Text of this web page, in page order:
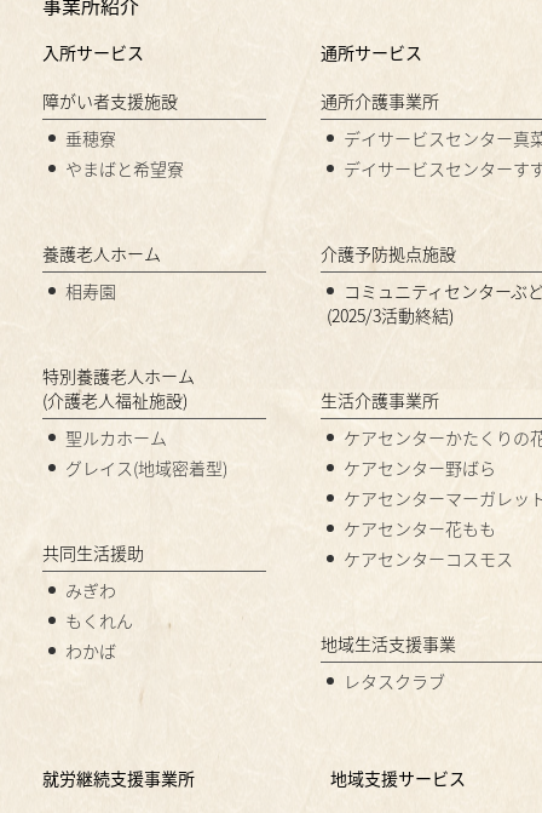
入所サービス
障がい者支援施設
垂穂寮
やまばと希望寮
養護老人ホーム
相寿園
特別養護老人ホーム
(介護老人福祉施設)
聖ルカホーム
グレイス(地域密着型)
共同生活援助
みぎわ
もくれん
わかば
通所サービス
通所介護事業所
デイサービスセンター真
デイサービスセンターす
介護予防拠点施設
コミュニティセンターぶ
(2025/3活動終結)
生活介護事業所
ケアセンターかたくりの
ケアセンター野ばら
ケアセンターマーガレッ
ケアセンター花もも
ケアセンターコスモス
地域生活支援事業
レタスクラブ
就労継続支援事業所
地域支援サービス